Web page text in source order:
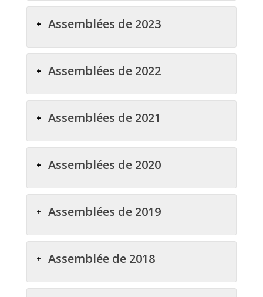
Assemblées de 2023
Assemblées de 2022
Assemblées de 2021
Assemblées de 2020
Assemblées de 2019
Assemblée de 2018